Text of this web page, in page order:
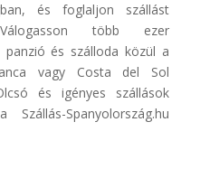
és foglaljon szállást
több ezer
panzió és szálloda közül a
vagy Costa del Sol
és igényes szállások
Spanyolország.hu